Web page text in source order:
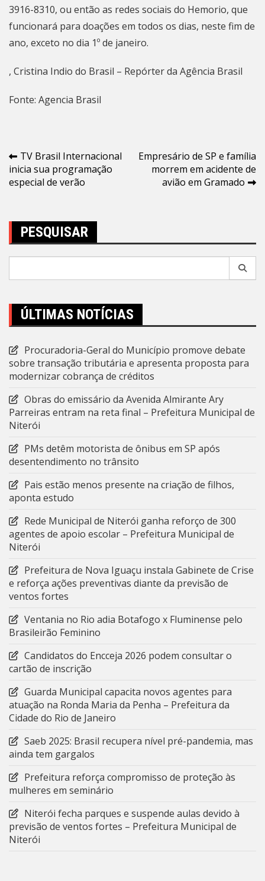
3916-8310, ou então as redes sociais do Hemorio, que
funcionará para doações em todos os dias, neste fim de
ano, exceto no dia 1º de janeiro.
, Cristina Indio do Brasil – Repórter da Agência Brasil
Fonte: Agencia Brasil
Navegação
de
TV Brasil Internacional
inicia sua programação
especial de verão
Empresário de SP e família
morrem em acidente de
avião em Gramado
PESQUISAR
ÚLTIMAS NOTÍCIAS
Procuradoria-Geral do Município promove debate
sobre transação tributária e apresenta proposta para
modernizar cobrança de créditos
Obras do emissário da Avenida Almirante Ary
Parreiras entram na reta final – Prefeitura Municipal de
Niterói
PMs detêm motorista de ônibus em SP após
desentendimento no trânsito
Pais estão menos presente na criação de filhos,
aponta estudo
Rede Municipal de Niterói ganha reforço de 300
agentes de apoio escolar – Prefeitura Municipal de
Niterói
Prefeitura de Nova Iguaçu instala Gabinete de Crise
e reforça ações preventivas diante da previsão de
ventos fortes
Ventania no Rio adia Botafogo x Fluminense pelo
Brasileirão Feminino
Candidatos do Encceja 2026 podem consultar o
cartão de inscrição
Guarda Municipal capacita novos agentes para
atuação na Ronda Maria da Penha – Prefeitura da
Cidade do Rio de Janeiro
Saeb 2025: Brasil recupera nível pré-pandemia, mas
ainda tem gargalos
Prefeitura reforça compromisso de proteção às
mulheres em seminário
Niterói fecha parques e suspende aulas devido à
previsão de ventos fortes – Prefeitura Municipal de
Niterói